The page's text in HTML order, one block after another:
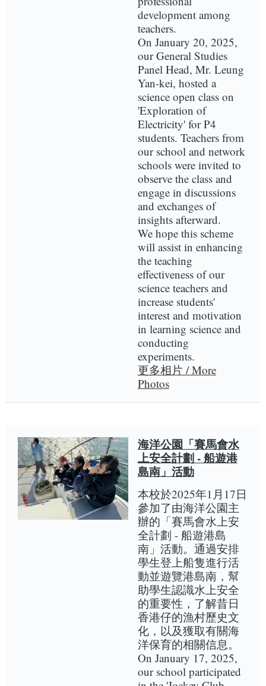
development among
teachers.
On January 20, 2025,
our General Studies
Panel Head, Mr. Leung
Yan-kei, hosted a
science open class on
'Exploration of
Electricity' for P4
students. Teachers from
our school and network
schools were invited to
observe the class and
engage in discussions
and exchanges of
insights afterward.
We hope this scheme
will assist in enhancing
the teaching
effectiveness of our
science teachers and
increase students'
interest and motivation
in learning science and
conducting
experiments.
更多相片 / More
Photos
海洋公園「賽馬會水
上安全計劃 - 船遊港
島南」活動
本校於2025年1月17日
參加了由海洋公園主
辦的「賽馬會水上安
全計劃 - 船遊港島
南」活動。通過安排
學生登上船隻進行活
動並遊覽港島南，幫
助學生認識水上安全
的重要性，了解昔日
香港仔的漁村歷史文
化，以及獲取有關海
洋保育的相關信息。
On January 17, 2025,
our school participated